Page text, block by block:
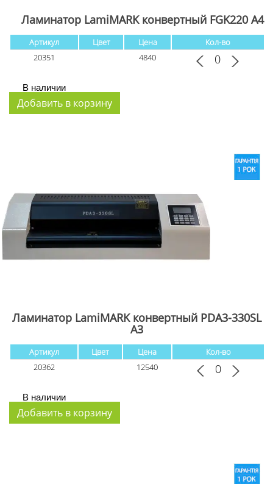
Ламинатор LamiMARK конвертный FGK220 А4
Артикул Цвет Цена
Кол-во
20351
4840
В наличии
Ламинатор LamiMARK конвертный PDA3-330SL
А3
Артикул Цвет Цена
Кол-во
20362
12540
В наличии